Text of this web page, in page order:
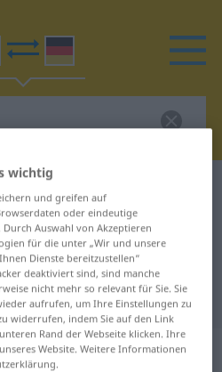
Übersetzung
Übersetzung
wichtig
und greifen auf
oder eindeutige
Auswahl von Akzeptieren
für die unter „Wir und unsere
Dienste bereitzustellen“
deaktiviert sind, sind manche
nicht mehr so relevant für Sie. Sie
aufrufen, um Ihre Einstellungen zu
widerrufen, indem Sie auf den Link
Rand der Webseite klicken. Ihre
Website. Weitere Informationen